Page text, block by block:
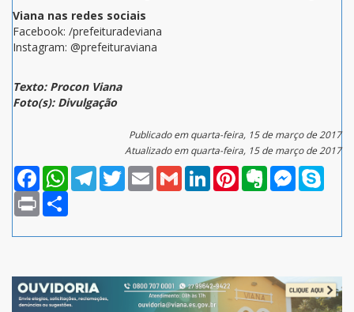
Viana nas redes sociais
Facebook: /prefeituradeviana
Instagram: @prefeituraviana
Texto: Procon Viana
Foto(s): Divulgação
Publicado em quarta-feira, 15 de março de 2017
Atualizado em quarta-feira, 15 de março de 2017
FacebookWhatsAppTelegramTwitterEmail Gmail LinkedInPinterestEvernoteMessenger
Print